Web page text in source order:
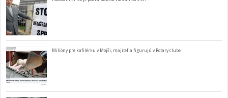
Milióny pre kafilérku v Mojši, majitelia figurujú v Rotary clube